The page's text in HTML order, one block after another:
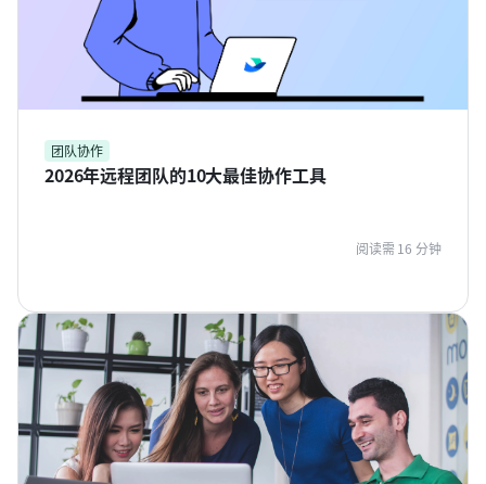
团队协作
2026年远程团队的10大最佳协作工具
阅读需 16 分钟